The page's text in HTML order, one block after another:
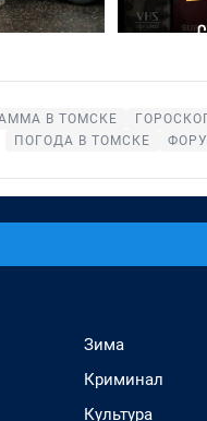
В ТОМСКЕ
ПОГОДА В ТОМСКЕ
Зима
Криминал
Культура